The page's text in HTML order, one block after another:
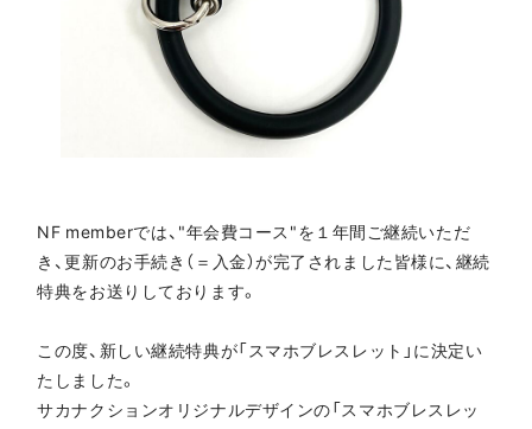
NF memberでは、"年会費コース"を１年間ご継続いただ
き、更新のお手続き（＝入金）が完了されました皆様に、継続
特典をお送りしております。
この度、新しい継続特典が「スマホブレスレット」に決定い
たしました。
サカナクションオリジナルデザインの「スマホブレスレッ